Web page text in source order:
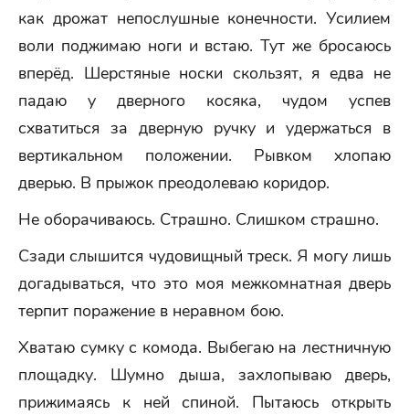
как дрожат непослушные конечности. Усилием
воли поджимаю ноги и встаю. Тут же бросаюсь
вперёд. Шерстяные носки скользят, я едва не
падаю у дверного косяка, чудом успев
схватиться за дверную ручку и удержаться в
вертикальном положении. Рывком хлопаю
дверью. В прыжок преодолеваю коридор.
Не оборачиваюсь. Страшно. Слишком страшно.
Сзади слышится чудовищный треск. Я могу лишь
догадываться, что это моя межкомнатная дверь
терпит поражение в неравном бою.
Хватаю сумку с комода. Выбегаю на лестничную
площадку. Шумно дыша, захлопываю дверь,
прижимаясь к ней спиной. Пытаюсь открыть